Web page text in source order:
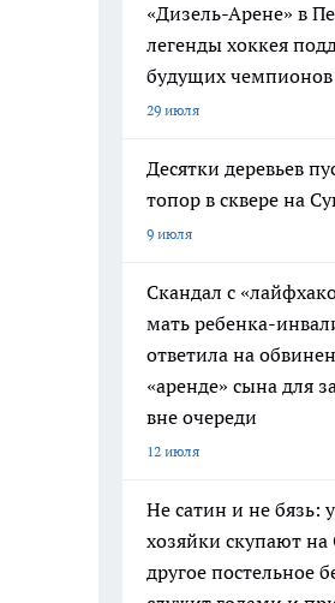
«Дизель-Арене» в
легенды хоккея
будущих чемпионов
29 июля
Десятки деревьев
топор в сквере на
9 июля
Скандал с
мать ребенка-
ответила на
«аренде» сына для
вне очереди
12 июля
Не сатин и не бязь:
хозяйки скупают на
другое постельное